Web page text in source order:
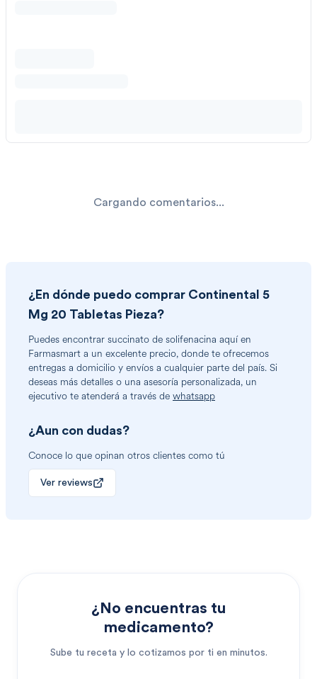
Cargando comentarios...
¿En dónde puedo comprar Continental 5
Mg 20 Tabletas Pieza?
Puedes encontrar succinato de solifenacina aquí en
Farmasmart a un excelente precio, donde te ofrecemos
entregas a domicilio y envíos a cualquier parte del país. Si
deseas más detalles o una asesoría personalizada, un
ejecutivo te atenderá a través de whatsapp
¿Aun con dudas?
Conoce lo que opinan otros clientes como tú
Ver reviews
¿No encuentras tu
medicamento?
Sube tu receta y lo cotizamos por ti en minutos.